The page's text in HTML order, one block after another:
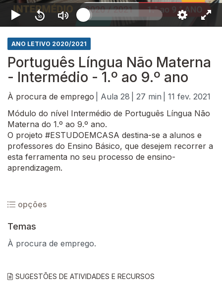
ANO LETIVO 2020/2021
Português Língua Não Materna
- Intermédio - 1.º ao 9.º ano
À procura de emprego | Aula 28 | 27 min
| 11 fev. 2021
Módulo do nível Intermédio de Português Língua Não
Materna do 1.º ao 9.º ano.
O projeto #ESTUDOEMCASA destina-se a alunos e
professores do Ensino Básico, que desejem recorrer a
esta ferramenta no seu processo de ensino-
aprendizagem.
opções
Temas
À procura de emprego.
SUGESTÕES DE ATIVIDADES E RECURSOS